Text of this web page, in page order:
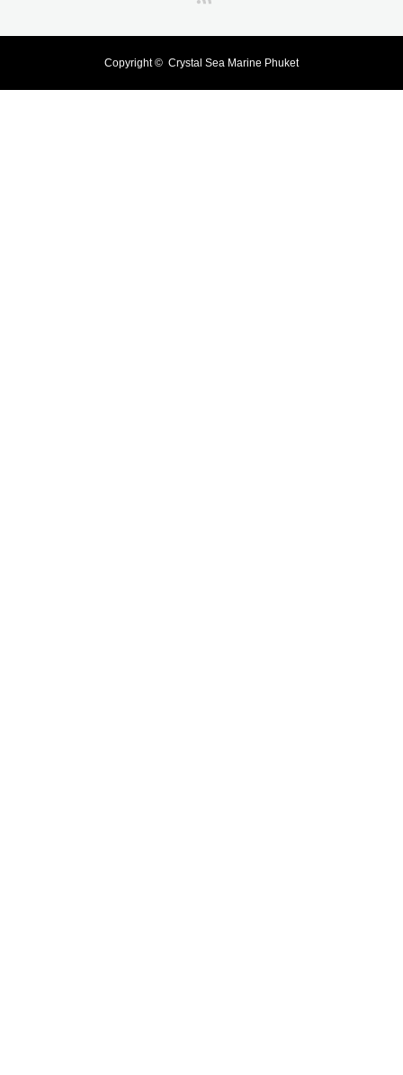
Copyright © Crystal Sea Marine Phuket